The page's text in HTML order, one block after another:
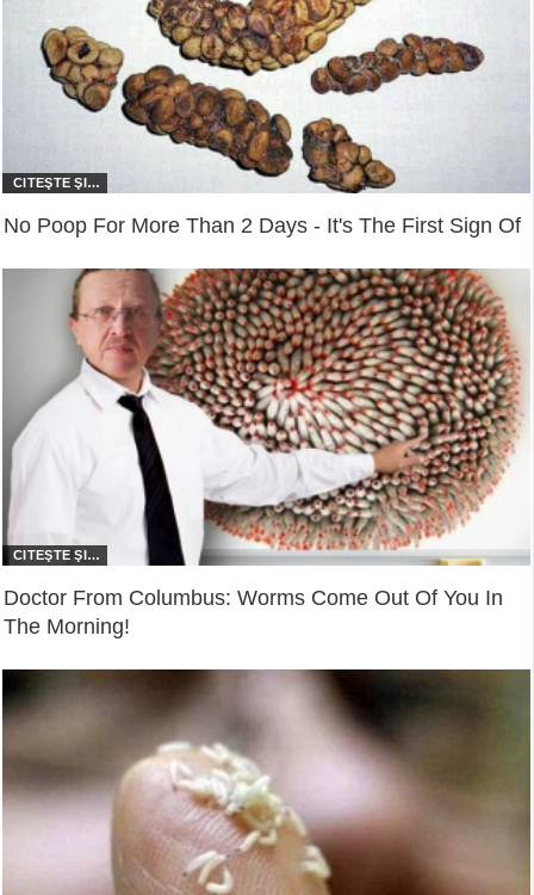
No Poop For More Than 2 Days - It's The First Sign Of
Doctor From Columbus: Worms Come Out Of You In
The Morning!